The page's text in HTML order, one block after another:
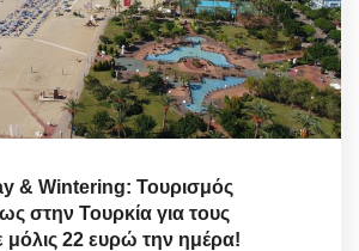
& Wintering: Τουρισμός
στην Τουρκία για τους
μόλις 22 ευρώ την ημέρα!